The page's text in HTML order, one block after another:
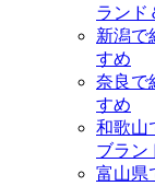
ランド
新潟で
すめ
奈良で
すめ
和歌山
ブラン
富山県